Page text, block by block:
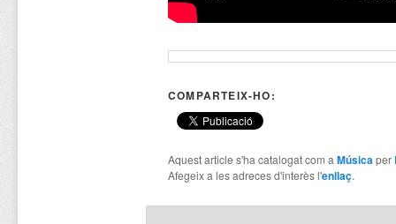
COMPARTEIX-HO:
Aquest article s'ha catalogat com a Músicaper
Afegeix a les adreces d'interès l'enllaç.